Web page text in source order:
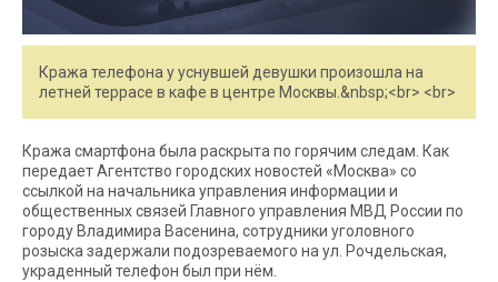
Кража телефона у уснувшей девушки произошла на
летней террасе в кафе в центре Москвы.&nbsp;<br> <br>
Кража смартфона была раскрыта по горячим следам. Как
передает Агентство городских новостей «Москва» со
ссылкой на начальника управления информации и
общественных связей Главного управления МВД России по
городу Владимира Васенина, сотрудники уголовного
розыска задержали подозреваемого на ул. Рочдельская,
украденный телефон был при нём.